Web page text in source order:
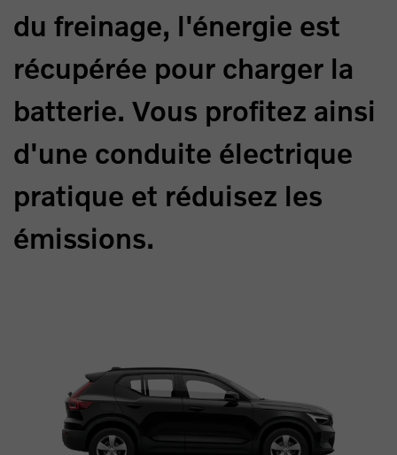
du freinage, l'énergie est
récupérée pour charger la
batterie. Vous profitez ainsi
d'une conduite électrique
pratique et réduisez les
émissions.